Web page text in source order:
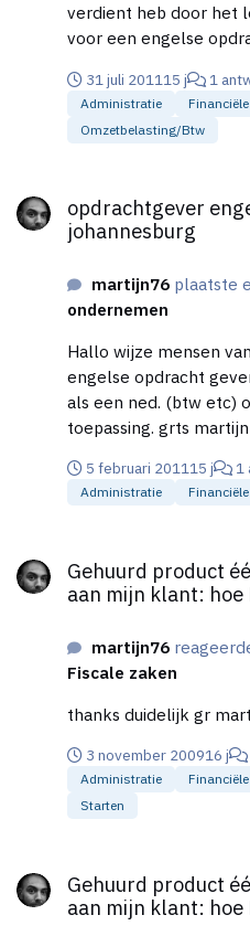
verdient heb door het
voor een engelse
vat nummer vermeld
daar indertijd over
ik denk nu aan 3a maar
31 juli 2011 15 j 1
Administratie
Omzetbelasting/btw
opdrachtgever
johannesburg
martijn76 plaatste
ondernemen
Hallo wijze mensen van HL ik vroeg me af
engelse opdracht
als een ned. (btw etc) of zijn hier andere regels van
toepassing. grts martijn
5 februari 201115 j 1
Administratie
Gehuurd product
aan mijn klant:
martijn76
Fiscale zaken
thanks
3 november 200916 j
Administratie
Starten
Gehuurd product
aan mijn klant: